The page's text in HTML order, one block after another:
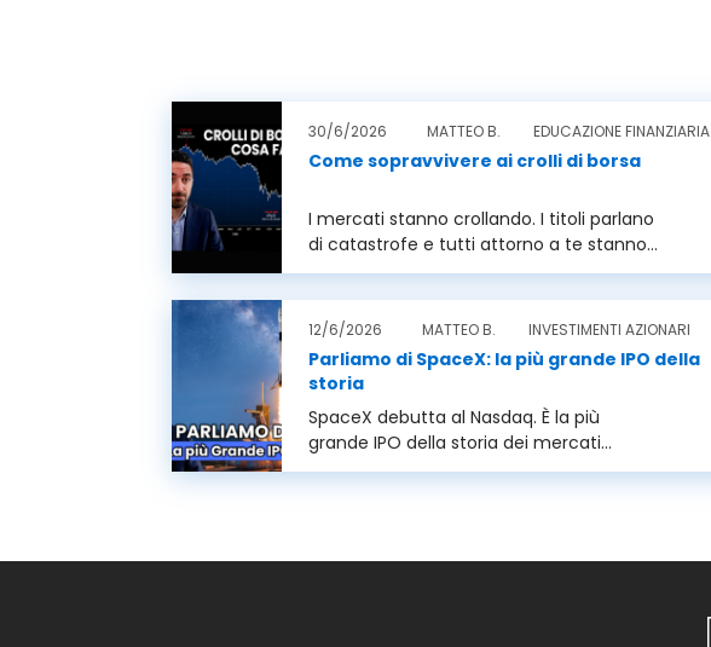
30/6/2026 MATTEO B. EDUCAZIONE FINANZIARIA
Come sopravvivere ai crolli di borsa
I mercati stanno crollando. I titoli parlano
di catastrofe e tutti attorno a te stanno
vendendo. E tu cosa fai? S...
12/6/2026 MATTEO B. INVESTIMENTI AZIONARI
Parliamo di SpaceX: la più grande IPO della
storia
SpaceX debutta al Nasdaq. È la più
grande IPO della storia dei mercati
finanziari. In questa puntata ti racconto